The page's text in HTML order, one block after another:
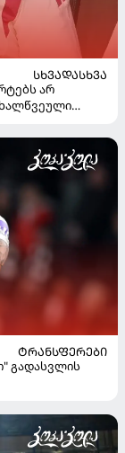
ᲡᲮᲕᲐᲓᲐᲡᲮᲕᲐ
არ
ᲢᲠᲐᲜᲡᲤᲔᲠᲔᲑᲘ
გადასვლის